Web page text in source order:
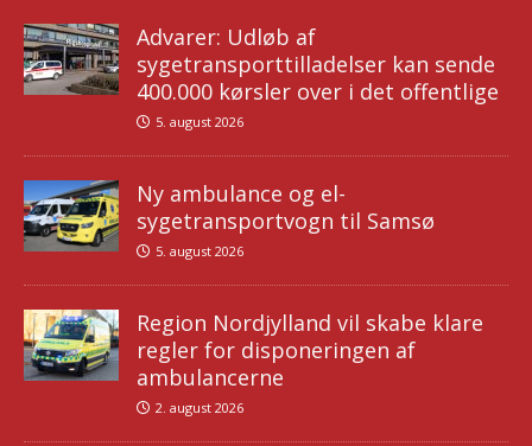
Advarer: Udløb af
sygetransporttilladelser kan sende
400.000 kørsler over i det offentlige
5. august 2026
Ny ambulance og el-
sygetransportvogn til Samsø
5. august 2026
Region Nordjylland vil skabe klare
regler for disponeringen af
ambulancerne
2. august 2026